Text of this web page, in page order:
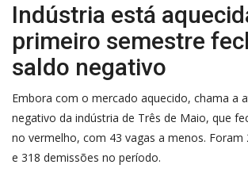
Indústria está
primeiro semestre
saldo negativo
Embora com o mercado aquecido, chama a
negativo da indústria de Três de Maio, que
no vermelho, com 43 vagas a menos. Foram
e 318 demissões no período.